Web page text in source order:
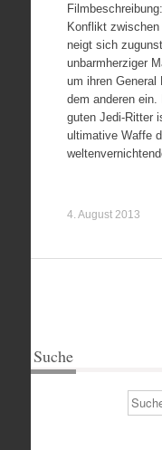
Konflikt
neigt sich
unbarmherziger
um ihren General
dem anderen ein.
guten Jedi-Ritter
ultimative Waffe
4. August 2013
Suche